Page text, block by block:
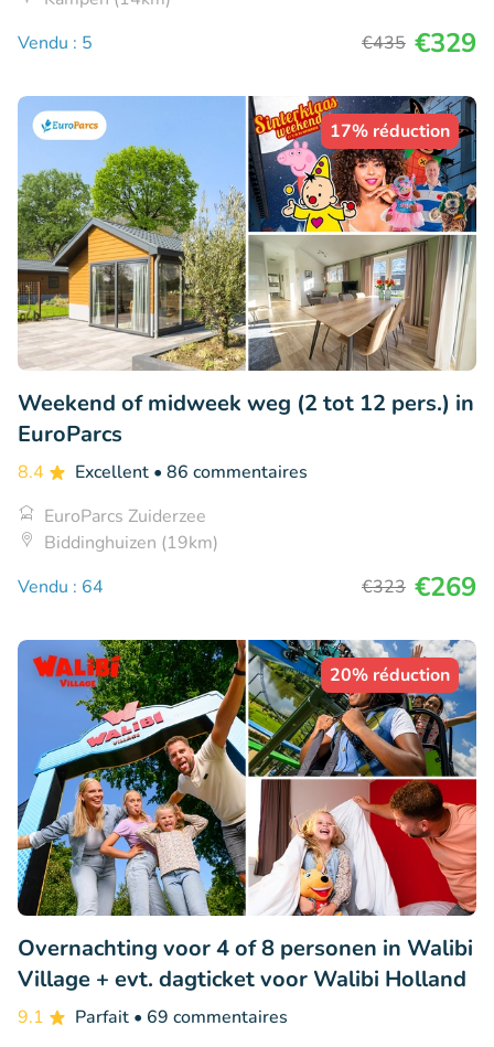
Vendu : 5
€435 €329
17% réduction
Weekend of midweek weg (2 tot 12 pers.) in
EuroParcs
8.4 Excellent • 86 commentaires
EuroParcs Zuiderzee
Biddinghuizen (19km)
Vendu : 64
€323 €269
20% réduction
Overnachting voor 4 of 8 personen in Walibi
Village + evt. dagticket voor Walibi Holland
9.1 Parfait • 69 commentaires